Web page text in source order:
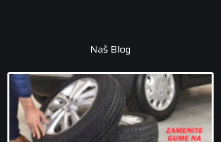
Naš Blog